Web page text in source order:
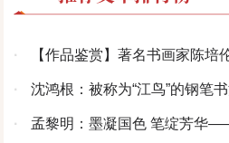
·
【作品鉴赏】著名书画家陈培
· 沈鸿根：被称为“江鸟”的钢笔
·
孟黎明：墨凝国色 笔绽芳华